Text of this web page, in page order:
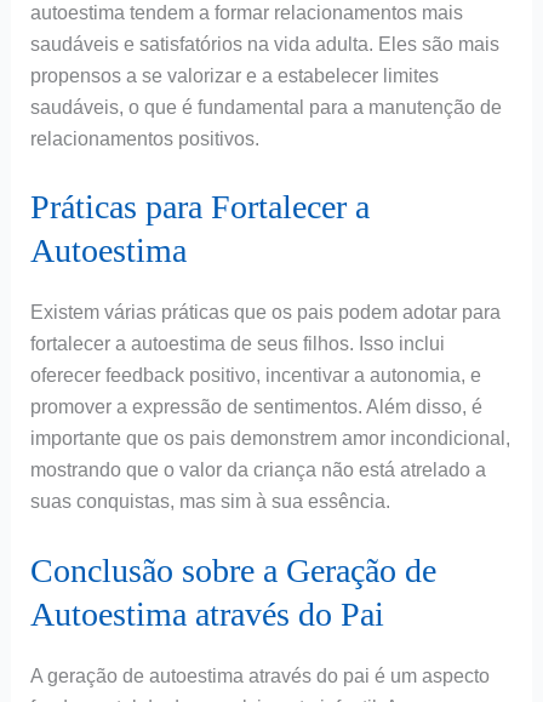
autoestima tendem a formar relacionamentos mais
saudáveis e satisfatórios na vida adulta. Eles são mais
propensos a se valorizar e a estabelecer limites
saudáveis, o que é fundamental para a manutenção de
relacionamentos positivos.
Práticas para Fortalecer a
Autoestima
Existem várias práticas que os pais podem adotar para
fortalecer a autoestima de seus filhos. Isso inclui
oferecer feedback positivo, incentivar a autonomia, e
promover a expressão de sentimentos. Além disso, é
importante que os pais demonstrem amor incondicional,
mostrando que o valor da criança não está atrelado a
suas conquistas, mas sim à sua essência.
Conclusão sobre a Geração de
Autoestima através do Pai
A geração de autoestima através do pai é um aspecto